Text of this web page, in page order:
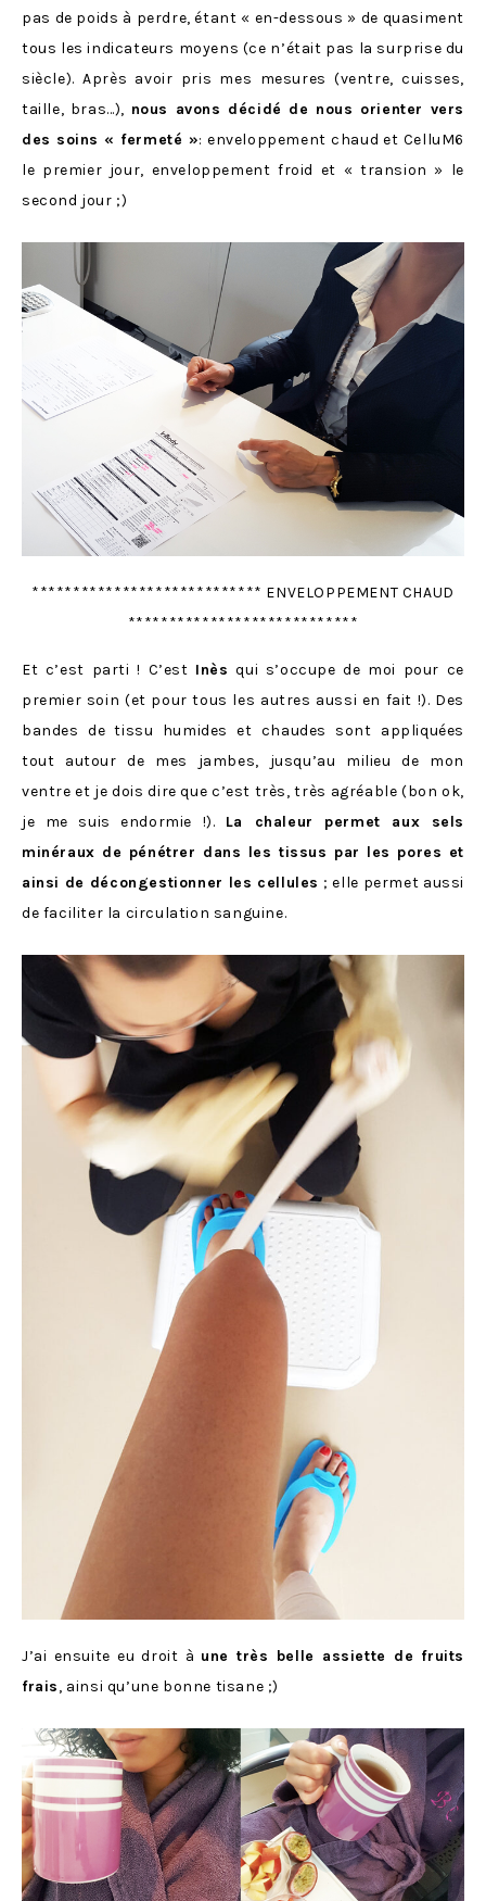
pas de poids à perdre, étant « en-dessous » de quasiment
tous les indicateurs moyens (ce n’était pas la surprise du
siècle). Après avoir pris mes mesures (ventre, cuisses,
taille, bras…), nous avons décidé de nous orienter vers
des soins « fermeté »: enveloppement chaud et CelluM6
le premier jour, enveloppement froid et « transion » le
second jour ;)
**************************** ENVELOPPEMENT CHAUD
****************************
Et c’est parti ! C’est Inès qui s’occupe de moi pour ce
premier soin (et pour tous les autres aussi en fait !). Des
bandes de tissu humides et chaudes sont appliquées
tout autour de mes jambes, jusqu’au milieu de mon
ventre et je dois dire que c’est très, très agréable (bon ok,
je me suis endormie !). La chaleur permet aux sels
minéraux de pénétrer dans les tissus par les pores et
ainsi de décongestionner les cellules ; elle permet aussi
de faciliter la circulation sanguine.
J’ai ensuite eu droit à une très belle assiette de fruits
frais, ainsi qu’une bonne tisane ;)